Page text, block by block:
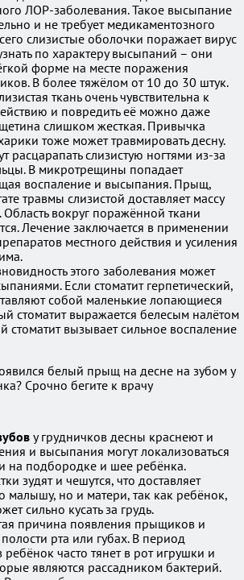
ЛОР-заболевания. Такое высыпание
и не требует медикаментозного
слизистые оболочки поражает вирус
по характеру высыпаний – они
форме на месте поражения
В более тяжёлом от 10 до 30 штук.
ткань очень чувствительна к
и повредить её можно даже
слишком жесткая. Привычка
тоже может травмировать десну.
расцарапать слизистую ногтями из-за
В микротрещины попадает
воспаление и высыпания. Прыщ,
травмы слизистой доставляет массу
Область вокруг поражённой ткани
Лечение заключается в применении
местного действия и усиления
этого заболевания может
Если стоматит герпетический,
собой маленькие лопающиеся
стоматит выражается белесым налётом
вызывает сильное воспаление
у грудничков десны краснеют и
и высыпания могут локализоваться
на подбородке и шее ребёнка.
зудят и чешутся, что доставляет
малышу, но и матери, так как ребёнок,
сильно кусать за грудь.
причина появления прыщиков и
рта или губах. В период
часто тянет в рот игрушки и
являются рассадником бактерий.